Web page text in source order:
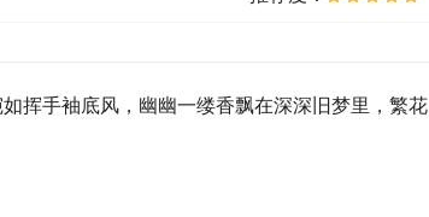
挥手袖底风，幽幽一缕香飘在深深旧梦里，繁花